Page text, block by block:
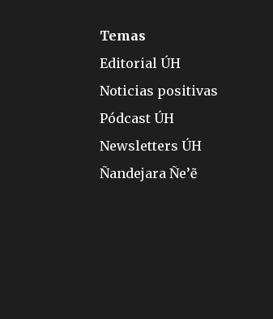
Temas
Editorial ÚH
Noticias positivas
Pódcast ÚH
Newsletters ÚH
Ñandejara Ñe’ẽ